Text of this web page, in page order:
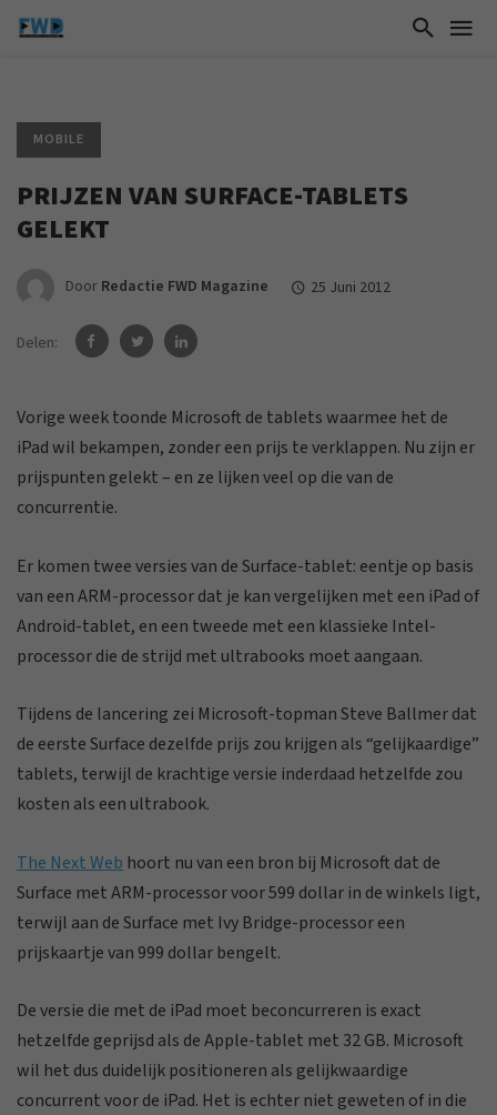
MOBILE
PRIJZEN VAN SURFACE-TABLETS
GELEKT
Door Redactie FWD Magazine 25 Juni 2012
Delen:
Vorige week toonde Microsoft de tablets waarmee het de
iPad wil bekampen, zonder een prijs te verklappen. Nu zijn er
prijspunten gelekt – en ze lijken veel op die van de
concurrentie.
Er komen twee versies van de Surface-tablet: eentje op basis
van een ARM-processor dat je kan vergelijken met een iPad of
Android-tablet, en een tweede met een klassieke Intel-
processor die de strijd met ultrabooks moet aangaan.
Tijdens de lancering zei Microsoft-topman Steve Ballmer dat
de eerste Surface dezelfde prijs zou krijgen als “gelijkaardige”
tablets, terwijl de krachtige versie inderdaad hetzelfde zou
kosten als een ultrabook.
The Next Web hoort nu van een bron bij Microsoft dat de
Surface met ARM-processor voor 599 dollar in de winkels ligt,
terwijl aan de Surface met Ivy Bridge-processor een
prijskaartje van 999 dollar bengelt.
De versie die met de iPad moet beconcurreren is exact
hetzelfde geprijsd als de Apple-tablet met 32 GB. Microsoft
wil het dus duidelijk positioneren als gelijkwaardige
concurrent voor de iPad. Het is echter niet geweten of in die